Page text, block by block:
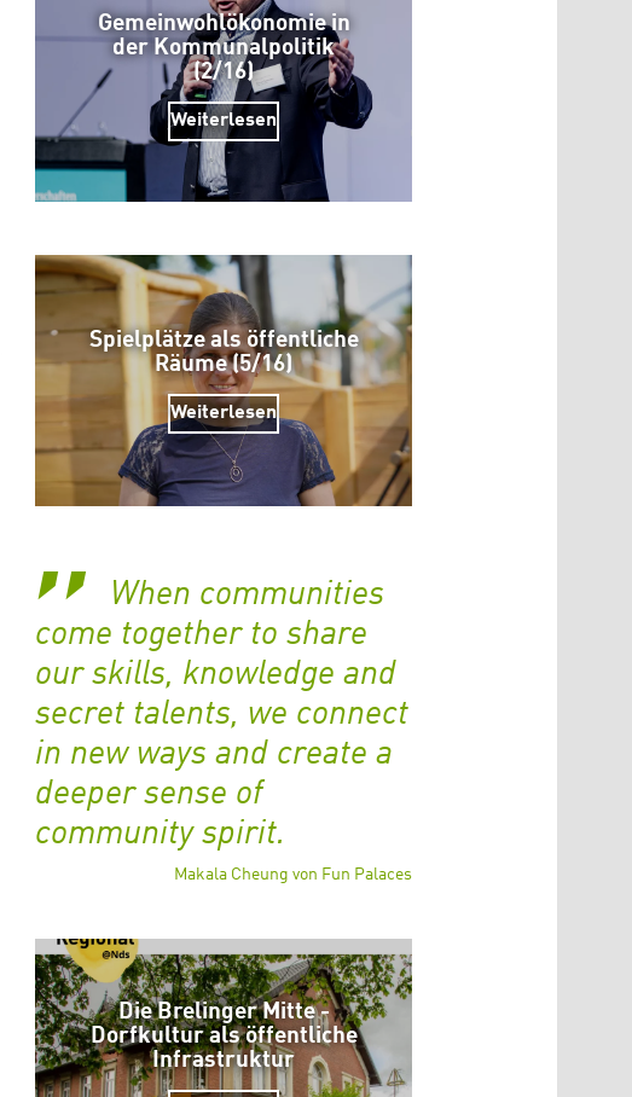
Gemeinwohlökonomie in
der Kommunalpolitik
(2/16)
Weiterlesen
Spielplätze als öffentliche
Räume (5/16)
Weiterlesen
When communities
come together to share
our skills, knowledge and
secret talents, we connect
in new ways and create a
deeper sense of
community spirit.
Makala Cheung von Fun Palaces
Die Brelinger Mitte -
Dorfkultur als öffentliche
Infrastruktur